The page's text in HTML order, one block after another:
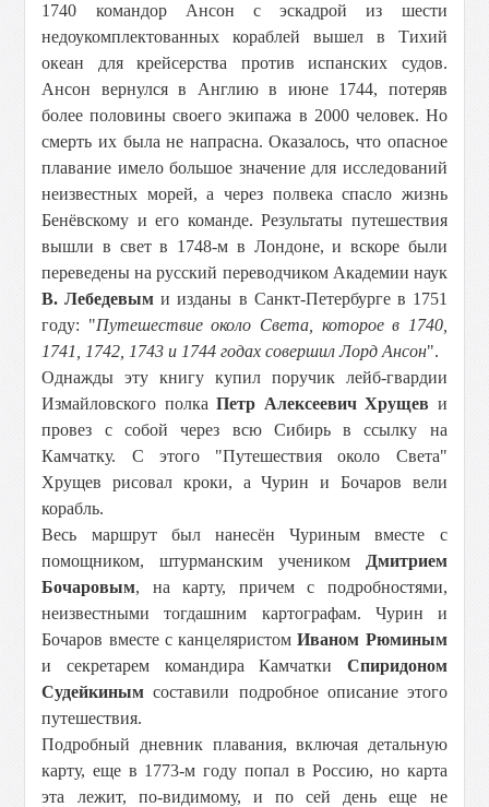
1740 командор Ансон с эскадрой из шести
недоукомплектованных кораблей вышел в Тихий
океан для крейсерства против испанских судов.
Ансон вернулся в Англию в июне 1744, потеряв
более половины своего экипажа в 2000 человек. Но
смерть их была не напрасна. Оказалось, что опасное
плавание имело большое значение для исследований
неизвестных морей, а через полвека спасло жизнь
Бенёвскому и его команде. Результаты путешествия
вышли в свет в 1748-м в Лондоне, и вскоре были
переведены на русский переводчиком Академии наук
В. Лебедевым и изданы в Санкт-Петербурге в 1751
году: "Путешествие около Света, которое в 1740,
1741, 1742, 1743 и 1744 годах совершил Лорд Ансон".
Однажды эту книгу купил поручик лейб-гвардии
Измайловского полкаПетр Алексеевич Хрущев и
провез с собой через всю Сибирь в ссылку на
Камчатку. С этого "Путешествия около Света"
Хрущев рисовал кроки, а Чурин и Бочаров вели
корабль.
Весь маршрут был нанесён Чуриным вместе с
помощником, штурманским учеником
Дмитрием
Бочаровым, на карту, причем с подробностями,
неизвестными тогдашним картографам. Чурин и
Бочаров вместе с канцеляристомИваном Рюминым
и секретарем командира Камчатки Спиридоном
Судейкиным составили подробное описание этого
путешествия.
Подробный дневник плавания, включая детальную
карту, еще в 1773-м году попал в Россию, но карта
эта лежит, по-видимому, и по сей день еще не